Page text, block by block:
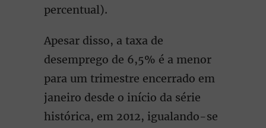
percentual).
Apesar disso, a taxa de
desemprego de 6,5% é a menor
para um trimestre encerrado em
janeiro desde o início da série
histórica, em 2012, igualando-se